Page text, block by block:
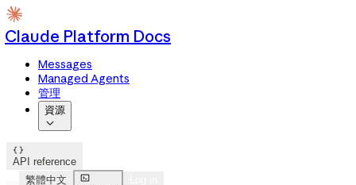
Claude Platform Docs
Messages
Managed Agents
管理
資源


API reference
繁體中文
